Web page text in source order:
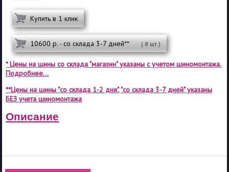
Купить в 1 клик
10600 р. - со склада 3-7 дней** ( 8 шт.)
* Цены на шины со склада "магазин" указаны с учетом шиномонтажа.
Подробнее...
**Цены на шины "со склада 1-2 дня", "со склада 3-7 дней" указаны
БЕЗ учета шиномонтажа
Описание